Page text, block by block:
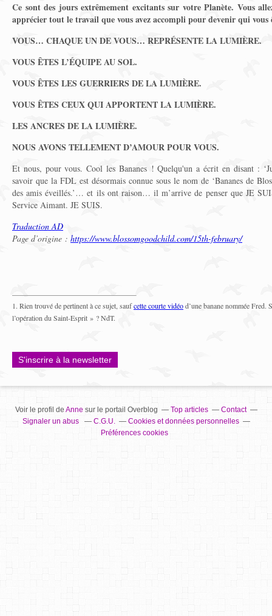
Ce sont des jours extrêmement excitants sur votre Planète. Vous
apprécier tout le travail que vous avez accompli pour devenir qui vous
VOUS… CHAQUE UN DE VOUS… REPRÉSENTE LA LUMIÈRE.
VOUS ÊTES L’ÉQUIPE AU SOL.
VOUS ÊTES LES GUERRIERS DE LA LUMIÈRE.
VOUS ÊTES CEUX QUI APPORTENT LA LUMIÈRE.
LES ANCRES DE LALUMIÈRE.
NOUS AVONS TELLEMENT D’AMOUR POUR VOUS.
Et nous, pour vous. Cool les Bananes ! Quelqu'un a écrit en disant :
savoir que la FDL est désormais connue sous le nom de ‘Bananes de
des amis éveillés.’… et ils ont raison… il m’arrive de penser que JE
Service Aimant. JE SUIS.
Traduction AD
Page d’origine : https://www.blossomgoodchild.com/15th-february/
1. Rien trouvé de pertinent à ce sujet, saufcette courte vidéod’une banane nommée
l’opération du Saint-Esprit » ? NdT.
S'inscrire à la newsletter
Voir le profil de Annesur le portail Overblog Top articles
Contact
Signaler un abus
C.G.U.
Cookies et données personnelles
Préférences cookies